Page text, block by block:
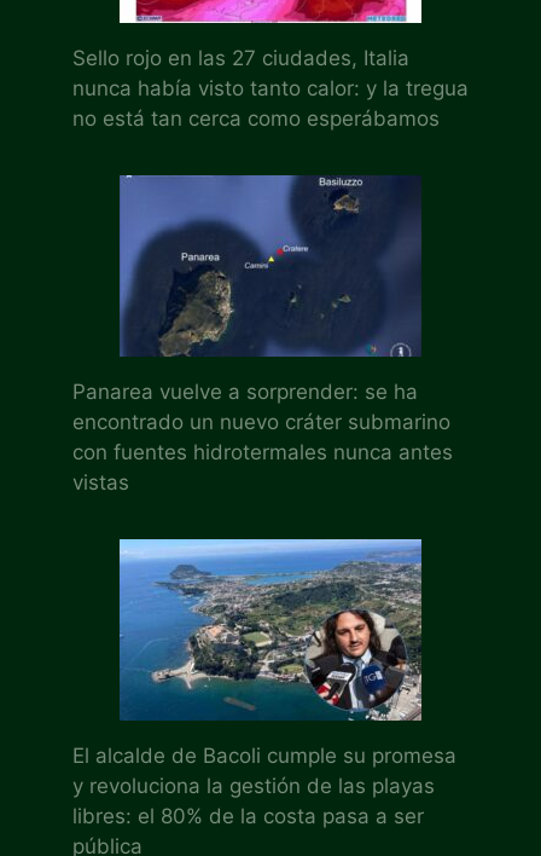
Sello rojo en las 27 ciudades, Italia
nunca había visto tanto calor: y la tregua
no está tan cerca como esperábamos
Panarea vuelve a sorprender: se ha
encontrado un nuevo cráter submarino
con fuentes hidrotermales nunca antes
vistas
El alcalde de Bacoli cumple su promesa
y revoluciona la gestión de las playas
libres: el 80% de la costa pasa a ser
pública